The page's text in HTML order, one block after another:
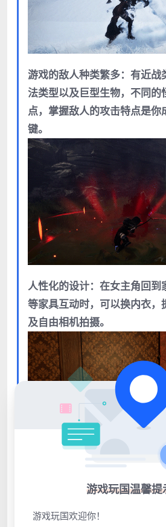
游戏的敌人种类繁多：有近战
法类型以及巨型生物，不同的
点，掌握敌人的攻击特点是你
键。
人性化的设计：在女主角回到
等家具互动时，可以换内衣，
及自由相机拍摄。
游戏玩国温馨提
游戏玩国欢迎你！